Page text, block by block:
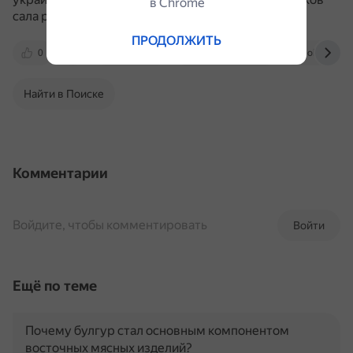
сала различными специями.
0 ok.ru
Найти в Поиске
Комментарии
Войти
Войдите, чтобы комментировать
Ещё по теме
Почему булгур стал основным компонентом
восточных мясных изделий?
ПРОДОЛЖИТЬ